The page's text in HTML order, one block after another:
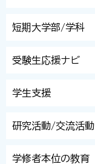
短期大学部/学科
受験生応援ナビ
学生支援
研究活動/交流活動
学修者本位の教育